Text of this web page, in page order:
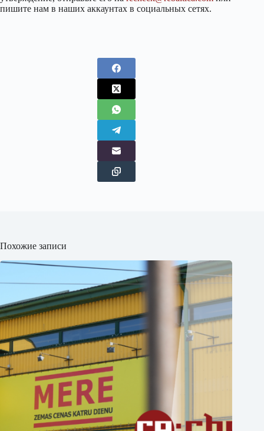
пишите нам в наших аккаунтах в социальных сетях.
Похожие записи